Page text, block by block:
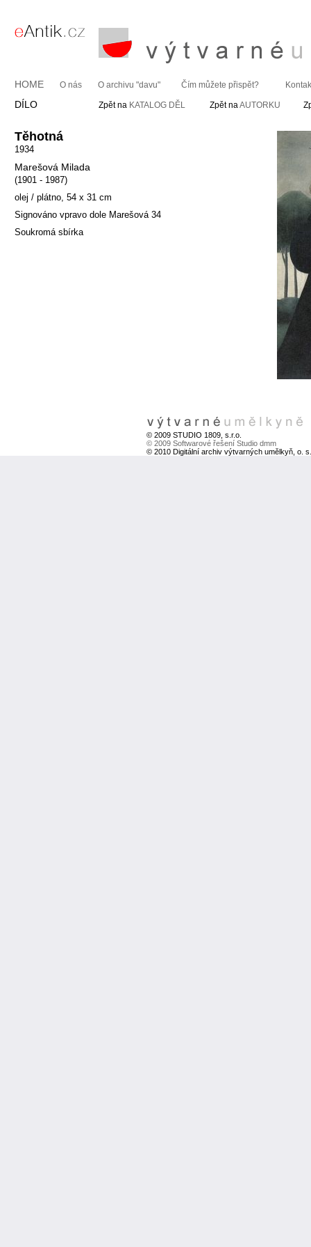
HOME O nás O archivu "davu" Čím můžete přispět?
DÍLO Zpět na KATALOG DĚL Zpět naAUTORKU
Těhotná
1934
Marešová Milada
(1901 - 1987)
olej / plátno, 54 x 31 cm
Signováno vpravo dole Marešová 34
Soukromá sbírka
© 2009 STUDIO 1809, s.r.o.
© 2009 Softwarové řešení Studio dmm
© 2010 Digitální archiv výtvarných umělkyň, o. s.